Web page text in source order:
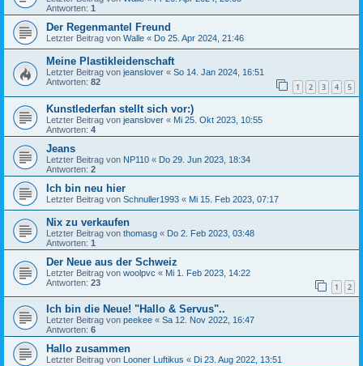
Antworten: 1
Der Regenmantel Freund
Letzter Beitrag von Walle « Do 25. Apr 2024, 21:46
Meine Plastikleidenschaft
Letzter Beitrag von jeanslover « So 14. Jan 2024, 16:51
Antworten: 82 1 2 3 4 5
Kunstlederfan stellt sich vor:)
Letzter Beitrag von jeanslover « Mi 25. Okt 2023, 10:55
Antworten: 4
Jeans
Letzter Beitrag von NP110 « Do 29. Jun 2023, 18:34
Antworten: 2
Ich bin neu hier
Letzter Beitrag von Schnuller1993 « Mi 15. Feb 2023, 07:17
Nix zu verkaufen
Letzter Beitrag von thomasg « Do 2. Feb 2023, 03:48
Antworten: 1
Der Neue aus der Schweiz
Letzter Beitrag von woolpvc « Mi 1. Feb 2023, 14:22
Antworten: 23 1 2
Ich bin die Neue! "Hallo & Servus"..
Letzter Beitrag von peekee « Sa 12. Nov 2022, 16:47
Antworten: 6
Hallo zusammen
Letzter Beitrag von Looner Luftikus « Di 23. Aug 2022, 13:51